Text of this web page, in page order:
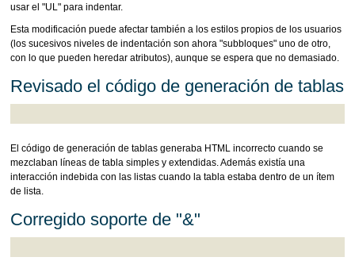
usar el "UL" para indentar.
Esta modificación puede afectar también a los estilos propios de los usuarios
(los sucesivos niveles de indentación son ahora "subbloques" uno de otro,
con lo que pueden heredar atributos), aunque se espera que no demasiado.
Revisado el código de generación de tablas
El código de generación de tablas generaba HTML incorrecto cuando se
mezclaban líneas de tabla simples y extendidas. Además existía una
interacción indebida con las listas cuando la tabla estaba dentro de un ítem
de lista.
Corregido soporte de "&"